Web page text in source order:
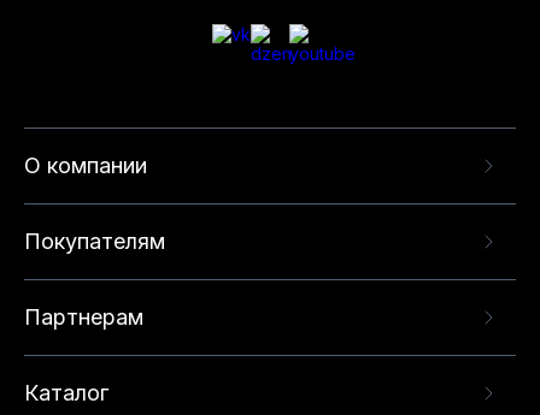
О компании
Покупателям
Партнерам
Каталог